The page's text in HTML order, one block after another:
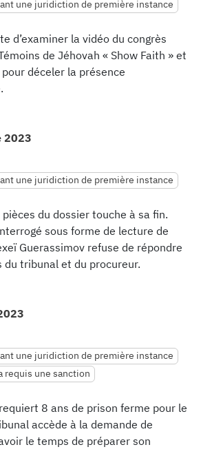
une juridiction de première instance
d’examiner la vidéo du congrès
de Jéhovah « Show Faith » et
pour déceler la présence
2023
une juridiction de première instance
pièces du dossier touche à sa fin.
sous forme de lecture de
Guerassimov refuse de répondre
du tribunal et du procureur.
une juridiction de première instance
requis une sanction
8 ans de prison ferme pour le
accède à la demande de
le temps de préparer son